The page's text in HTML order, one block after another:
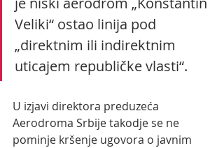
Veliki“ ostao linija pod
„direktnim ili indirektnim
uticajem republičke vlasti“.
U izjavi direktora preduzeća
Aerodroma Srbije takodje se ne
pominje kršenje ugovora o javnim